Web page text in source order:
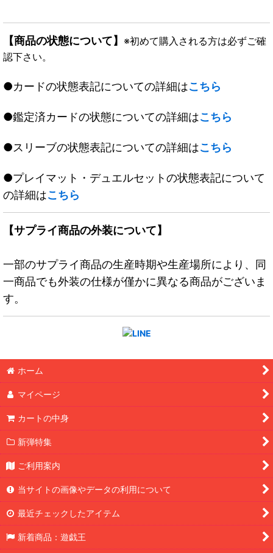
【商品の状態について】 ※初めて購入される方は必ずご確
認下さい。
●カードの状態表記についての詳細はこちら
●鑑定済カードの状態についての詳細はこちら
●スリーブの状態表記についての詳細はこちら
●プレイマット・デュエルセットの状態表記について
の詳細はこちら
【サプライ商品の外装について】
一部のサプライ商品の生産時期や生産場所により、同
一商品でも外装の仕様が僅かに異なる商品がございま
す。
ホーム
マイページ
カートの中身
新弾特集
ご利用案内
当サイトの画像やデータの利用について
最近チェックしたアイテム
新着商品：遊戯王